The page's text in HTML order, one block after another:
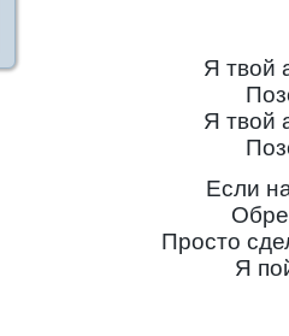
Я твой
Я твой
Если
Просто
Я